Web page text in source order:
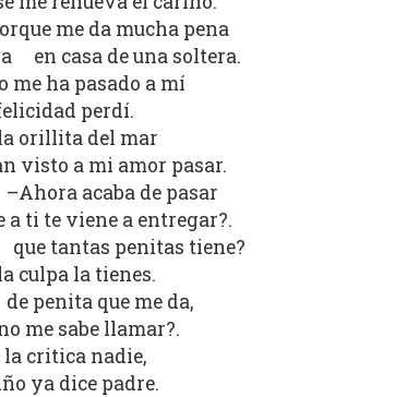
me da mucha pena
en casa de una soltera.
ha pasado a mí
perdí.
orillita del mar
visto a mi amor pasar.
acaba de pasar
ti te viene a entregar?.
que tantas penitas tiene?
culpa la tienes.
penita que me da,
me sabe llamar?.
critica nadie,
ya dice padre.